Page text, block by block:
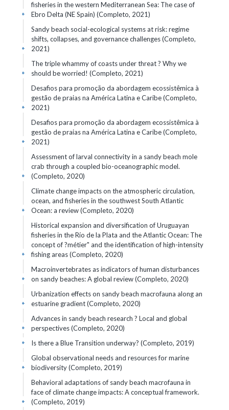
fisheries in the western Mediterranean Sea: The case of
Ebro Delta (NE Spain) (Completo, 2021)
+
Sandy beach social-ecological systems at risk: regime
shifts, collapses, and governance challenges (Completo,
2021)
+
The triple whammy of coasts under threat ? Why we
should be worried! (Completo, 2021)
+
Desafios para promoção da abordagem ecossistêmica à
gestão de praias na América Latina e Caribe (Completo,
2021)
+
Desafios para promoção da abordagem ecossistêmica à
gestão de praias na América Latina e Caribe (Completo,
2021)
+
Assessment of larval connectivity in a sandy beach mole
crab through a coupled bio-oceanographic model.
(Completo, 2020)
+
Climate change impacts on the atmospheric circulation,
ocean, and fisheries in the southwest South Atlantic
Ocean: a review (Completo, 2020)
+
Historical expansion and diversification of Uruguayan
fisheries in the Río de la Plata and the Atlantic Ocean: The
concept of ?métier" and the identification of high-intensity
fishing areas (Completo, 2020)
+
Macroinvertebrates as indicators of human disturbances
on sandy beaches: A global review (Completo, 2020)
+
Urbanization effects on sandy beach macrofauna along an
estuarine gradient (Completo, 2020)
+
Advances in sandy beach research ? Local and global
perspectives (Completo, 2020)
+
Is there a Blue Transition underway? (Completo, 2019)
+
Global observational needs and resources for marine
biodiversity (Completo, 2019)
+
Behavioral adaptations of sandy beach macrofauna in
face of climate change impacts: A conceptual framework.
(Completo, 2019)
+